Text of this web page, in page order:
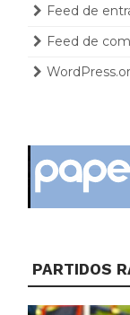
Feed de
Feed de
PARTIDOS